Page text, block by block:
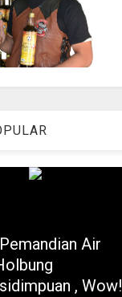
Air
, Wow!